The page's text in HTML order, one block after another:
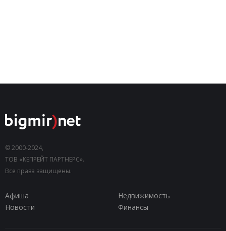
© 2000-2024,
ТОВ «КЕПРЕЙТ ПАРТНЕРС».
Все права защищены.
Афиша
Недвижимость
Новости
Финансы